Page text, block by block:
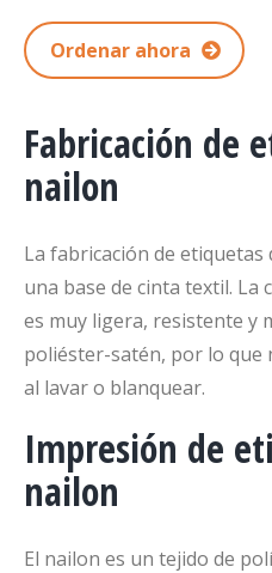
Ordenar ahora
Fabricación de
nailon
La fabricación de
una base de cinta textil. La
es muy ligera, resistente y
poliéster-satén, por lo que
al lavar o blanquear.
Impresión de
nailon
El nailon es un tejido de